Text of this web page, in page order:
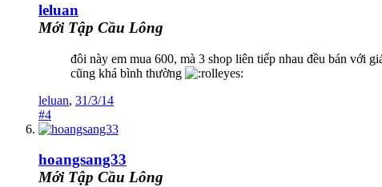
leluan
Mới Tập Cầu Lông
đôi này em mua 600, mà 3 shop liên tiếp nhau đều bán với
cũng khá bình thường
leluan, 31/3/14
#4
hoangsang33
Mới Tập Cầu Lông